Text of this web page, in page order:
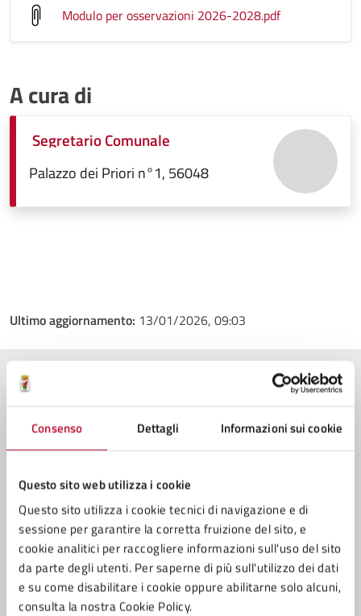
Consenso Dettagli Informazioni sui cookie
Questo sito web utilizza i cookie
Questo sito utilizza i cookie tecnici di navigazione e di
sessione per garantire la corretta fruizione del sito, e
cookie analitici per raccogliere informazioni sull'uso del sito
da parte degli utenti. Per saperne di più sull'utilizzo dei dati
e su come disabilitare i cookie oppure abilitarne solo alcuni,
consulta la nostra Cookie Policy.
Modulo per osservazioni 2026-2028.pdf
A cura di
Segretario Comunale
Palazzo dei Priori n°1, 56048
Ultimo aggiornamento: 13/01/2026, 09:03
Amministrazione
Conferenza Zonale per l’Educazione e l’Istruzione
della Zona Val di Cecina
Servizio Cultura
Servizio Tributi
Settore 4 - (Sviluppo e Tutela del Territorio), Lavori